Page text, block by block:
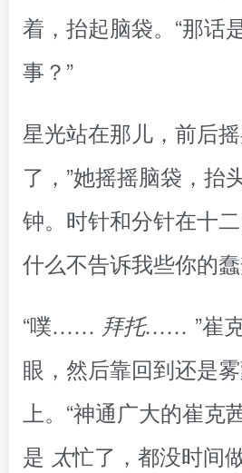
着，抬起脑袋。“那话
事？”
星光站在那儿，前后
了，”她摇摇脑袋，抬
钟。时针和分针在十
什么不告诉我些你的
“噗…… 拜托…… ”崔
眼，然后靠回到还是
上。“神通广大的崔克
是 太忙了，都没时间